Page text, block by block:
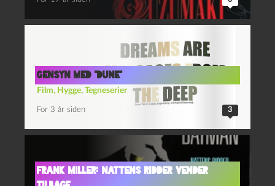
Gensyn med “Dune”
Film, Hygge, Tegneserier
For 3 år siden 3
Frank Miller: Nattens Ridder Vender